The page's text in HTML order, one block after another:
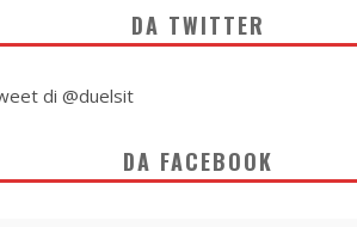
DA TWITTER
di @duelsit
DA FACEBOOK